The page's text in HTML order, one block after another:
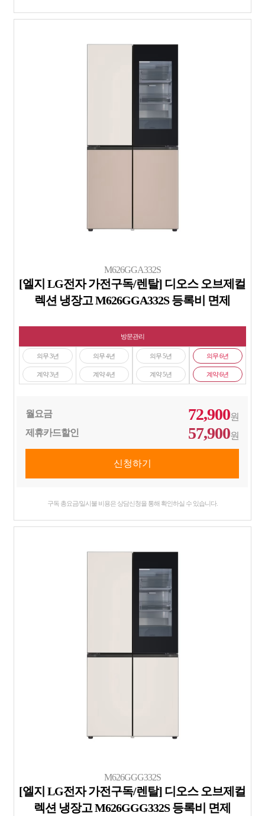
M626GGA332S
[엘지 LG전자 가전구독/렌탈] 디오스 오브제컬
렉션 냉장고 M626GGA332S 등록비 면제
방문관리
의무 3년
계약 3년
의무 4년
계약 4년
의무 5년
계약 5년
의무 6년
계약 6년
월요금 72,900원
제휴카드할인
57,900원
구독 총요금/일시불 비용은 상담신청을 통해 확인하실 수 있습니다.
M626GGG332S
[엘지 LG전자 가전구독/렌탈] 디오스 오브제컬
렉션 냉장고 M626GGG332S 등록비 면제